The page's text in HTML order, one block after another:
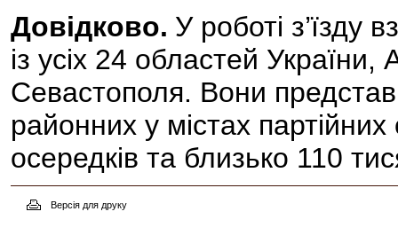
Довідково. У роботі з’їзду
із усіх 24 областей
Севастополя. Вони
районних у містах
осередків та близько 110
Версія для друку